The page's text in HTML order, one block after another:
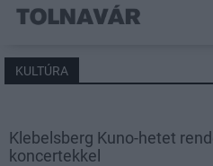
KULTÚRA
Klebelsberg Kuno-hetet
koncertekkel